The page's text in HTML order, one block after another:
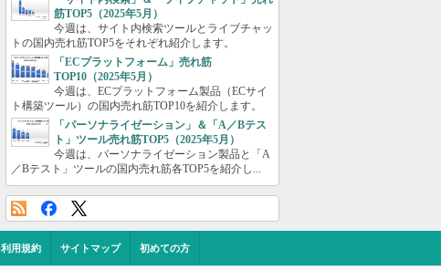
筋TOP5（2025年5月）
今週は、サイト内検索ツールとライブチャッ
トの国内売れ筋TOP5をそれぞれ紹介します。
「ECプラットフォーム」売れ筋
TOP10（2025年5月）
今週は、ECプラットフォーム製品（ECサイ
ト構築ツール）の国内売れ筋TOP10を紹介します。
「パーソナライゼーション」＆「A／Bテス
ト」ツール売れ筋TOP5（2025年5月）
今週は、パーソナライゼーション製品と「A
／Bテスト」ツールの国内売れ筋各TOP5を紹介し...
利用規約 サイトマップ 初めての方